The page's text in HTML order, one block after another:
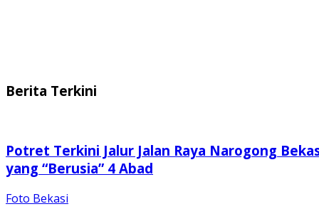
Berita Terkini
Potret Terkini Jalur Jalan Raya Narogong
yang “Berusia” 4 Abad
Foto Bekasi